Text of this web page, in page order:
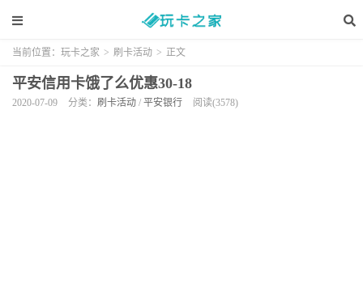
当前位置： 玩卡之家 > 刷卡活动 > 正文
平安信用卡饿了么优惠30-18
2020-07-09 分类： 刷卡活动 / 平安银行 阅读(3578)